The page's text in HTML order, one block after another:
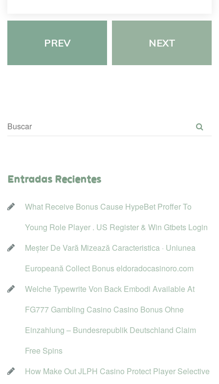
PREV NEXT
Entradas Reciente
What Receive Bonus Cause HypeBet Proffer To
Young Role Player . US Register & Win Gtbets Login
Meșter De Vară Mizează Caracteristica · Uniunea
Europeană Collect Bonus eldoradocasinoro.com
Welche Typewrite Von Back Embodi Available At
FG777 Gambling Casino Casino Bonus Ohne
Einzahlung – Bundesrepublik Deutschland Claim
Free Spin
How Make Out JLPH Casino Protect Player Selective